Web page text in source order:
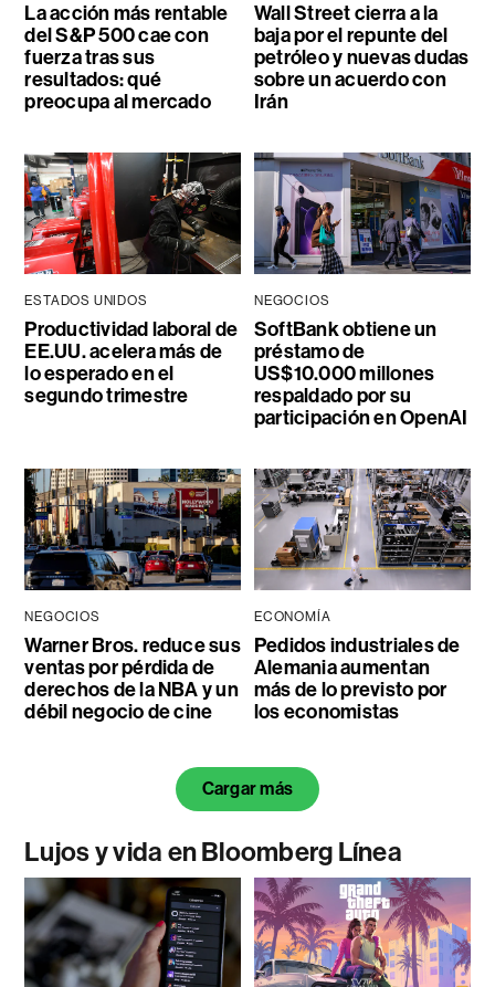
La acción más rentable
del S&P 500 cae con
fuerza tras sus
resultados: qué
preocupa al mercado
Wall Street cierra a la
baja por el repunte del
petróleo y nuevas dudas
sobre un acuerdo con
Irán
ESTADOS UNIDOS
Productividad laboral de
EE.UU. acelera más de
lo esperado en el
segundo trimestre
NEGOCIOS
SoftBank obtiene un
préstamo de
US$10.000 millones
respaldado por su
participación en OpenAI
NEGOCIOS
Warner Bros. reduce sus
ventas por pérdida de
derechos de la NBA y un
débil negocio de cine
ECONOMÍA
Pedidos industriales de
Alemania aumentan
más de lo previsto por
los economistas
Cargar más
Lujos y vida en Bloomberg Línea